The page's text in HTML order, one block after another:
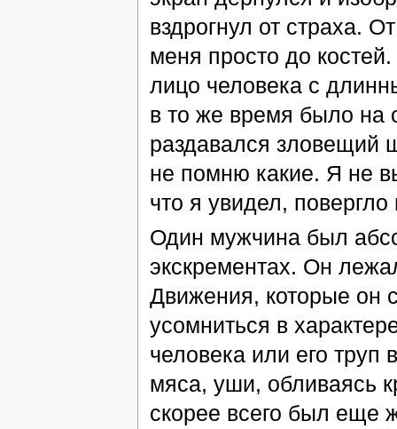
вздрогнул от страха.
меня просто до
лицо человека с
в то же время было на
раздавался зловещий
не помню какие. Я не
что я увидел,
Один мужчина был
экскрементах. Он
Движения, которые он
усомниться в
человека или его труп
мяса, уши, обливаясь
скорее всего был еще